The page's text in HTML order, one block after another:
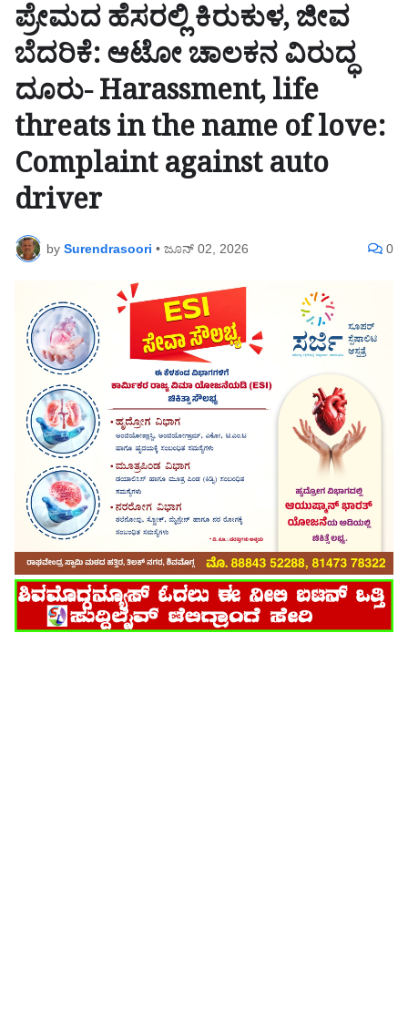
ಪ್ರೇಮದ ಹೆಸರಲ್ಲಿ ಕಿರುಕುಳ, ಜೀವ
ಬೆದರಿಕೆ: ಆಟೋ ಚಾಲಕನ ವಿರುದ್ಧ
ದೂರು- Harassment, life
threats in the name of love:
Complaint against auto
driver
by Surendrasoori • ಜೂನ್ 02, 2026 0